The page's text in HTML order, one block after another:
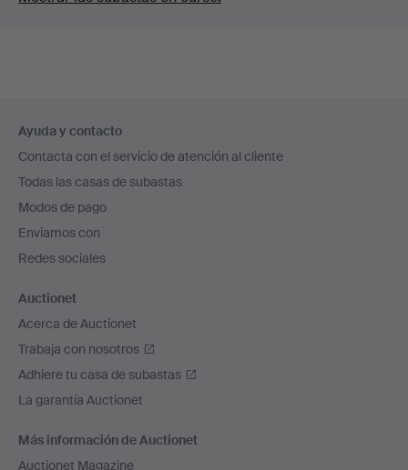
en
el
pie
de
página
Ayuda y contacto
Contacta con el servicio de atención al cliente
Todas las casas de subastas
Modos de pago
Enviamos con
Redes sociales
Auctionet
Acerca de Auctionet
Trabaja con nosotros
Adhiere tu casa de subastas
La garantía Auctionet
Más información de Auctionet
Auctionet Magazine